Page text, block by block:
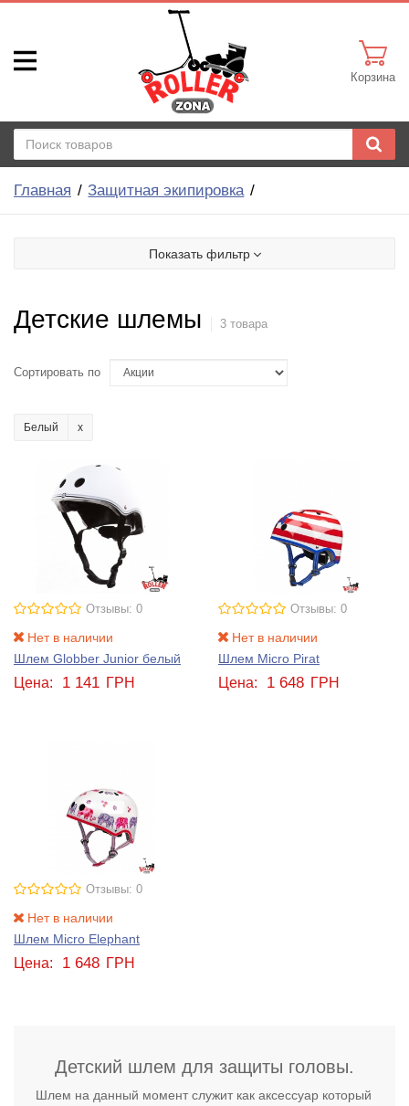
Корзина
Главная Защитная экипировка
Показать фильтр
Детские шлемы 3 товара
Сортировать по
Белый
Отзывы: 0
Нет в наличии
Шлем Globber Junior белый
Цена: 1 141 ГРН
Отзывы: 0
Нет в наличии
Шлем Micro Pirat
Цена: 1 648 ГРН
Отзывы: 0
Нет в наличии
Шлем Micro Elephant
Цена: 1 648 ГРН
Детский шлем для защиты головы.
Шлем на данный момент служит как аксессуар который